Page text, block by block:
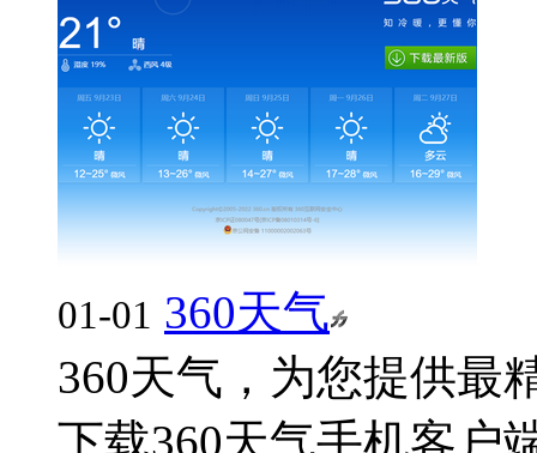
01-01 360天气
360天气，为您提供最
下载360天气手机客户